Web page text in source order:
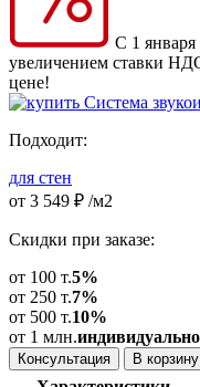
С 1 января
увеличением ставки
цене!
Подходит:
для стен
от 3 549 ₽ /м2
Скидки при заказе:
от 100 т.5%
от 250 т.7%
от 500 т.10%
от 1 млн.индивидуально
Консультация В корзину